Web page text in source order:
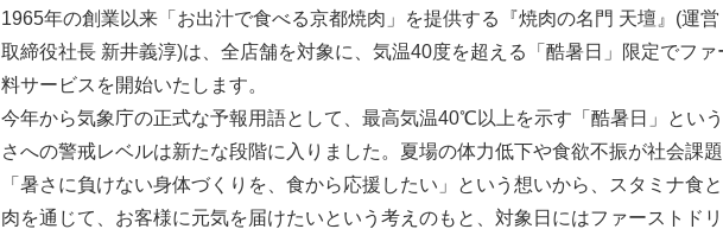
1965年の創業以来「お出汁で食べる京都焼肉」を提供する『焼肉の名門 天壇』(運
取締役社長 新井義淳)は、全店舗を対象に、気温40度を超える「酷暑日」限定でフ
料サービスを開始いたします。
今年から気象庁の正式な予報用語として、最高気温40℃以上を示す「酷暑日」とい
さへの警戒レベルは新たな段階に入りました。夏場の体力低下や食欲不振が社会課
「暑さに負けない身体づくりを、食から応援したい」という想いから、スタミナ食
肉を通じて、お客様に元気を届けたいという考えのもと、対象日にはファーストドリ